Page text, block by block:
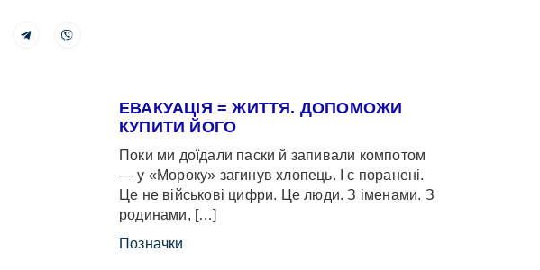
ЕВАКУАЦІЯ = ЖИТТЯ. ДОПОМОЖИ
КУПИТИ ЙОГО
Поки ми доїдали паски й запивали компотом
— у «Мороку» загинув хлопець. І є поранені.
Це не військові цифри. Це люди. З іменами. З
родинами, […]
Позначки